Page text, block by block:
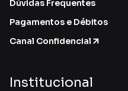
Dúvidas Frequentes
Pagamentos e Débitos
Canal Confidencial
Institucional